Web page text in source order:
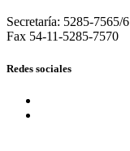
Secretaría: 5285-7565/6
Fax 54-11-5285-7570
Redes sociales